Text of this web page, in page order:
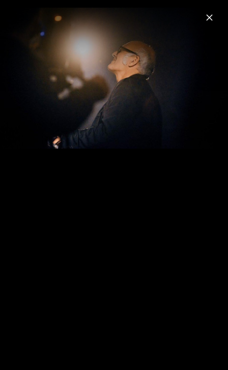
Menu
Ludovico Einaudi
News Musik Videos
Seven Days Walking